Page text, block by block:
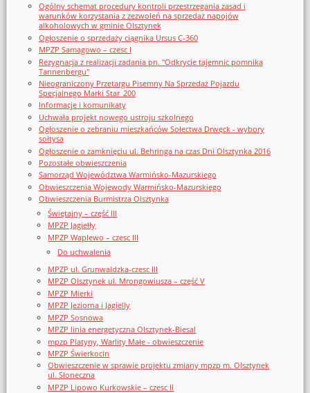
Ogólny schemat procedury kontroli przestrzegania zasad i
warunków korzystania z zezwoleń na sprzedaż napojów
alkoholowych w gminie Olsztynek
Ogłoszenie o sprzedaży ciągnika Ursus C-360
MPZP Samagowo – czesc I
Rezygnacja z realizacji zadania pn. "Odkrycie tajemnic pomnika
Tannenbergu"
Nieograniczony Przetargu Pisemny Na Sprzedaż Pojazdu
Specjalnego Marki Star_200
Informacje i komunikaty
Uchwała projekt nowego ustroju szkolnego
Ogłoszenie o zebraniu mieszkańców Sołectwa Drwęck - wybory
sołtysa
Ogłoszenie o zamknięciu ul. Behringa na czas Dni Olsztynka 2016
Pozostałe obwieszczenia
Samorząd Województwa Warmińsko-Mazurskiego
Obwieszczenia Wojewody Warmińsko-Mazurskiego
Obwieszczenia Burmistrza Olsztynka
Świętajny – część III
MPZP Jagiełły
MPZP Waplewo – czesc III
Do uchwalenia
MPZP ul. Grunwaldzka-czesc III
MPZP Olsztynek ul. Mrongowiusza – część V
MPZP Mierki
MPZP Jeziorna i Jagielly
MPZP Sosnowa
MPZP linia energetyczna Olsztynek-Biesal
mpzp Platyny, Warlity Małe - obwieszczenie
MPZP Świerkocin
Obwieszczenie w sprawie projektu zmiany mpzp m. Olsztynek
ul. Słoneczna
MPZP Lipowo Kurkowskie – czesc II